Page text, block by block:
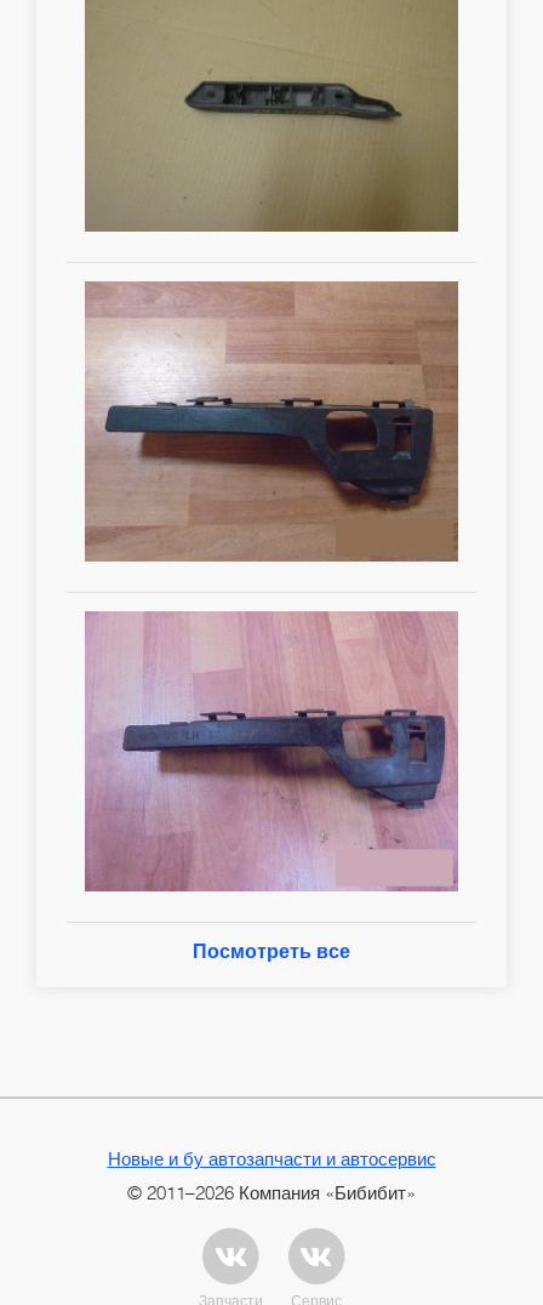
Посмотреть все
Новые и бу автозапчасти и автосервис
© 2011–2026 Компания «Бибибит»
Запчасти Сервис